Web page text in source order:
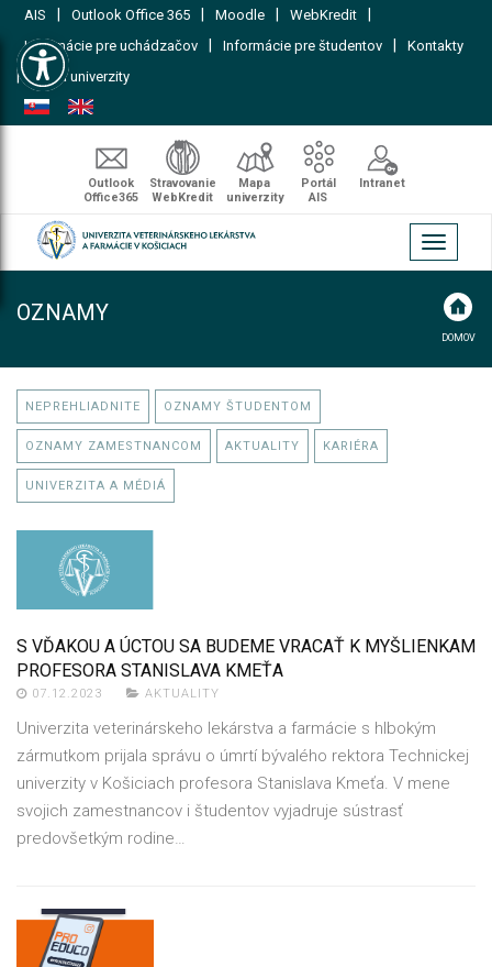
Open toolbar
AIS Outlook Office 365 Moodle WebKredit
Informácie pre uchádzačov Informácie pre študentov Kontakty
| Mapa univerzity
Outlook
Office365
Stravovanie
WebKredit
Mapa
univerzity
Portál
AIS
Intranet
Toggle
OZNAMY
DOMOV
NEPREHLIADNITE OZNAMY ŠTUDENTOM
OZNAMY ZAMESTNANCOM AKTUALITY KARIÉRA
UNIVERZITA A MÉDIÁ
S VĎAKOU A ÚCTOU SA BUDEME VRACAŤ K MYŠLIENKAM
PROFESORA STANISLAVA KMEŤA
07.12.2023 AKTUALITY
Univerzita veterinárskeho lekárstva a farmácie s hlbokým
zármutkom prijala správu o úmrtí bývalého rektora Technickej
univerzity v Košiciach profesora Stanislava Kmeťa. V mene
svojich zamestnancov i študentov vyjadruje sústrasť
predovšetkým rodine…